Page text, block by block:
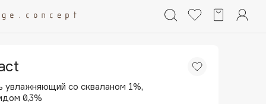
увлажняющий со скваланом 1%,
0,3%